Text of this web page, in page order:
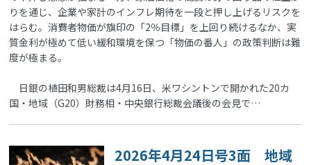
りを通じ、企業や家計のインフレ期待を一段と押し上げるリスクを
はらむ。消費者物価が旗印の「2％目標」を上回り続けるなか、実
質金利が極めて低い緩和環境を保つ「物価の番人」の政策判断は難
度が極まる。
日銀の植田和男総裁は4月16日、米ワシントンで開かれた20カ
国・地域（G20）財務相・中央銀行総裁会議後の会見で…
2026年4月24日号3面 地域